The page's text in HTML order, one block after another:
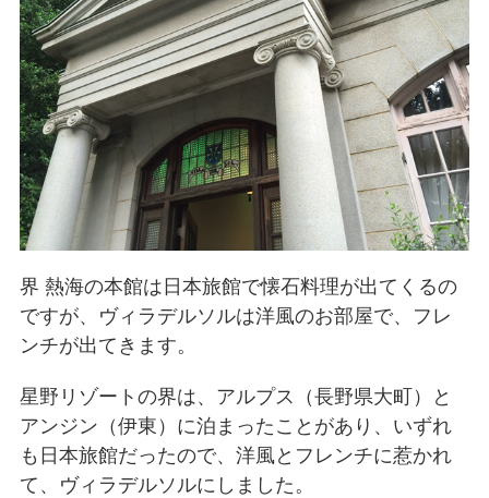
界 熱海の本館は日本旅館で懐石料理が出てくるの
ですが、ヴィラデルソルは洋風のお部屋で、フレ
ンチが出てきます。
星野リゾートの界は、アルプス（長野県大町）と
アンジン（伊東）に泊まったことがあり、いずれ
も日本旅館だったので、洋風とフレンチに惹かれ
て、ヴィラデルソルにしました。